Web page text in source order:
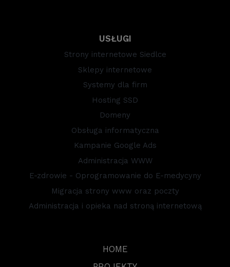
USŁUGI
Strony internetowe Siedlce
Sklepy internetowe
Systemy dla firm
Hosting SSD
Domeny
Obsługa informatyczna
Kampanie Google Ads
Administracja WWW
E-zdrowie - Oprogramowanie do E-medycyny
Migracja strony www oraz poczty
Administracja i opieka nad stroną internetową
HOME